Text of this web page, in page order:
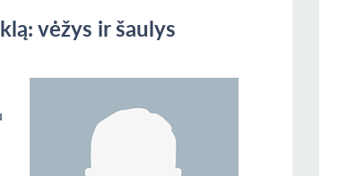
vėžys ir šaulys